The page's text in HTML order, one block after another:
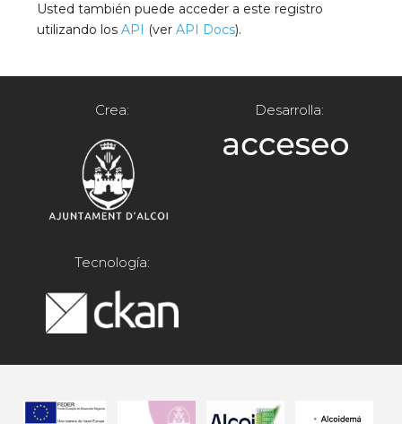
Usted también puede acceder a este registro
utilizando losAPI (verAPI Docs).
Crea: Desarrolla:
Tecnología: